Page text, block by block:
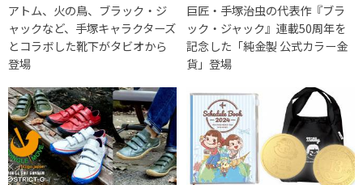
アトム、火の鳥、ブラック・ジ
ャックなど、手塚キャラクターズ
とコラボした靴下がタビオから
登場
巨匠・手塚治虫の代表作『ブラ
ック・ジャック』連載50周年を
記念した「純金製 公式カラー金
貨」登場